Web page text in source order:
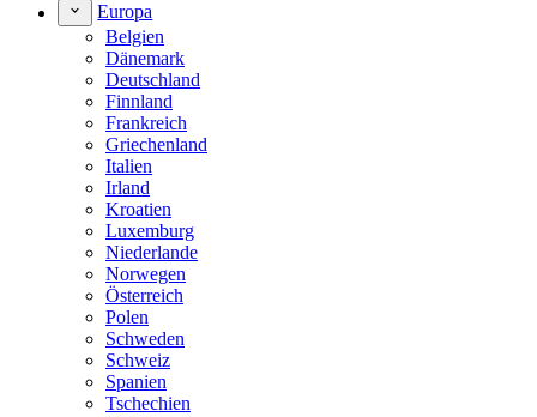
Europa
Belgien
Dänemark
Deutschland
Finnland
Frankreich
Griechenland
Italien
Irland
Kroatien
Luxemburg
Niederlande
Norwegen
Österreich
Polen
Schweden
Schweiz
Spanien
Tschechien